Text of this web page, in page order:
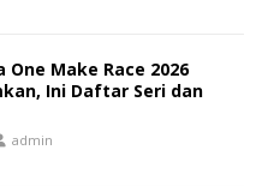
One Make Race 2026
Ini Daftar Seri dan
admin